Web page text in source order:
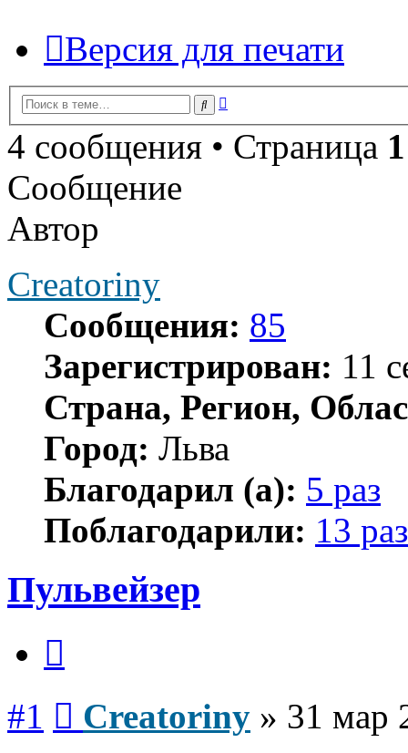
Версия для печати
Поиск
4 сообщения • Страница 1
Сообщение
Автор
Creatoriny
Сообщения: 85
Зарегистрирован: 11
Страна, Регион,
Город: Льва
Благодарил (а): 5 раз
Поблагодарили: 13 раз
Пульвейзер
#1 Creatoriny » 31 мар